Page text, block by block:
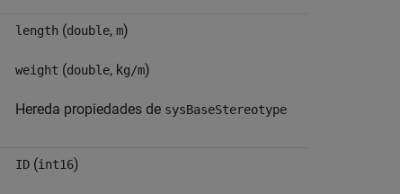
length (double, m)
weight (double, kg/m)
Hereda propiedades de sysBaseStereotype
ID (int16)